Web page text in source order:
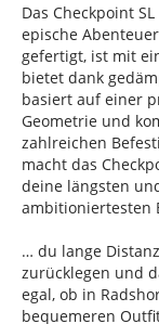
Das Checkpoint
epische
gefertigt, ist mit
bietet dank
basiert auf einer
Geometrie und
zahlreichen
macht das
deine längsten
ambitioniertesten
… du lange
zurücklegen und
egal, ob in
bequemeren